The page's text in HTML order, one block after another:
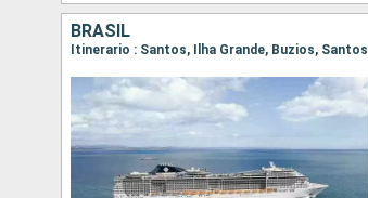
BRASIL
Itinerario : Santos, Ilha Grande, Buzios, Santos